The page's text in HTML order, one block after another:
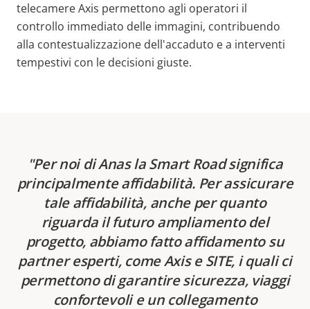
telecamere Axis permettono agli operatori il
controllo immediato delle immagini, contribuendo
alla contestualizzazione dell'accaduto e a interventi
tempestivi con le decisioni giuste.
Per noi di Anas la Smart Road significa
principalmente affidabilità. Per assicurare
tale affidabilità, anche per quanto
riguarda il futuro ampliamento del
progetto, abbiamo fatto affidamento su
partner esperti, come Axis e SITE, i quali ci
permettono di garantire sicurezza, viaggi
confortevoli e un collegamento